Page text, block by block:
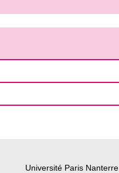
Université Paris Nanterre